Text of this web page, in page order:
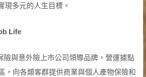
現多元的人生目標。
Life
險與意外險上市公司領導品牌，營運據點
，向各類客群提供商業與個人產物保險和